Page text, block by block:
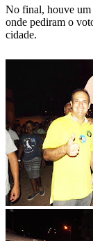
No final, houve um
onde pediram o
cidade.